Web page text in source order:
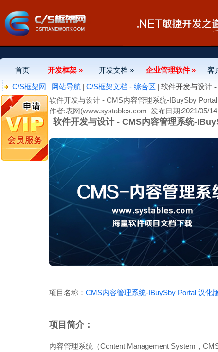
首页 开发框架 » 开发文档 » 企业管理软件 »
客
C/S框架网 | 网站导航 | C/S框架文档 - 综合区 | 软件开发与设计
软件开发与设计 - CMS内容管理系统-IBuySby
作者:表网(www.systables.com 发布日期:2021/05/
软件开发与设计 - CMS内容管理系统-
项目名称： CMS内容管理系统-IBuySby Portal 汉化
项目简介：
内容管理系统（Content Management System，